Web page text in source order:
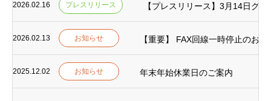
2026.02.16 プレスリリース 【プレスリリース】3月14日グ
2026.02.13 お知らせ 【重要】 FAX回線一時停止のお知
2025.12.02 お知らせ 年末年始休業日のご案内